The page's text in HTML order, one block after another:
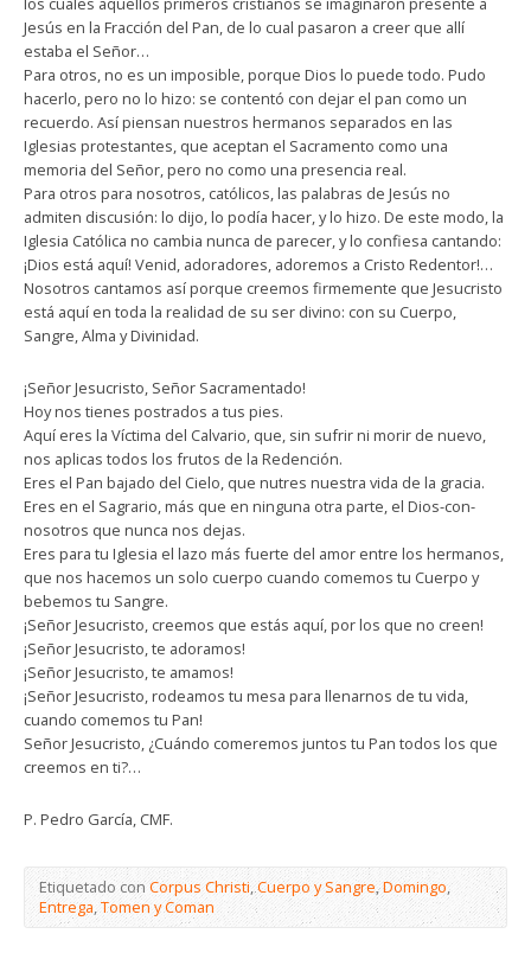
Jesús en la Fracción del Pan, de lo cual pasaron a creer que allí
estaba el Señor…
Para otros, no es un imposible, porque Dios lo puede todo. Pudo
hacerlo, pero no lo hizo: se contentó con dejar el pan como un
recuerdo. Así piensan nuestros hermanos separados en las
Iglesias protestantes, que aceptan el Sacramento como una
memoria del Señor, pero no como una presencia real.
Para otros para nosotros, católicos, las palabras de Jesús no
admiten discusión: lo dijo, lo podía hacer, y lo hizo. De este modo, la
Iglesia Católica no cambia nunca de parecer, y lo confiesa cantando:
¡Dios está aquí! Venid, adoradores, adoremos a Cristo Redentor!…
Nosotros cantamos así porque creemos firmemente que Jesucristo
está aquí en toda la realidad de su ser divino: con su Cuerpo,
Sangre, Alma y Divinidad.
¡Señor Jesucristo, Señor Sacramentado!
Hoy nos tienes postrados a tus pies.
Aquí eres la Víctima del Calvario, que, sin sufrir ni morir de nuevo,
nos aplicas todos los frutos de la Redención.
Eres el Pan bajado del Cielo, que nutres nuestra vida de la gracia.
Eres en el Sagrario, más que en ninguna otra parte, el Dios-con-
nosotros que nunca nos dejas.
Eres para tu Iglesia el lazo más fuerte del amor entre los hermanos,
que nos hacemos un solo cuerpo cuando comemos tu Cuerpo y
bebemos tu Sangre.
¡Señor Jesucristo, creemos que estás aquí, por los que no creen!
¡Señor Jesucristo, te adoramos!
¡Señor Jesucristo, te amamos!
¡Señor Jesucristo, rodeamos tu mesa para llenarnos de tu vida,
cuando comemos tu Pan!
Señor Jesucristo, ¿Cuándo comeremos juntos tu Pan todos los que
creemos en ti?…
P. Pedro García, CMF.
Etiquetado conCorpus Christi,Cuerpo y Sangre,Domingo,
Entrega,Tomen y Coman